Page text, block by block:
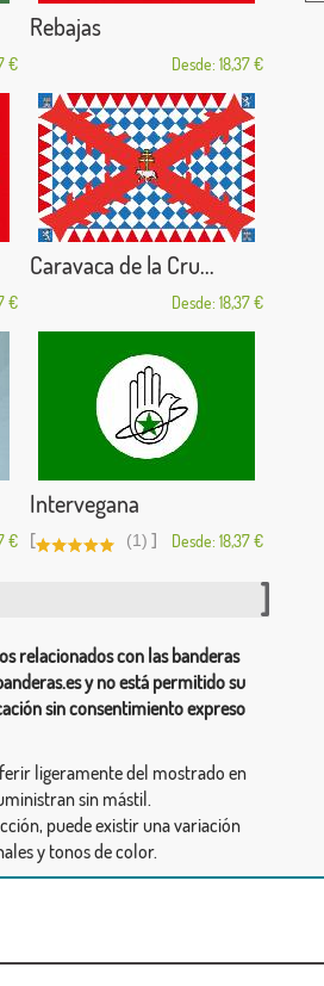
€
Rebajas
Desde: 18,37 €
€
Caravaca de la Cru...
Desde: 18,37 €
€
Intervegana
[ (1) ] Desde: 18,37 €
relacionados con las banderas
y no está permitido su
sin consentimiento expreso
ligeramente del mostrado en
sin mástil.
puede existir una variación
y tonos de color.